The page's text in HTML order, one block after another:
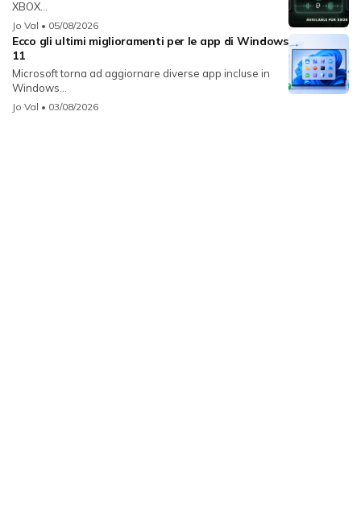
XBOX...
Jo Val • 05/08/2026
Ecco gli ultimi miglioramenti per le app di Windows
11
Microsoft torna ad aggiornare diverse app incluse in
Windows...
Jo Val • 03/08/2026